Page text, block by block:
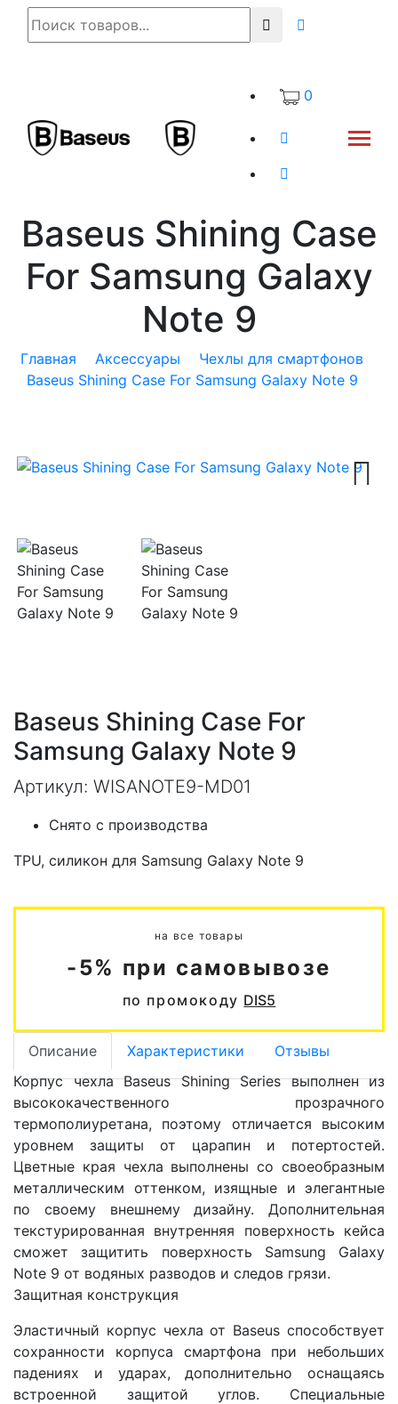
0
Baseus Shining Case
For Samsung Galaxy
Note 9
Главная Аксессуары
Чехлы для смартфонов
Baseus Shining Case For Samsung Galaxy Note 9
Baseus Shining Case For
Samsung Galaxy Note 9
Артикул: WISANOTE9-MD01
Снято с производства
TPU, силикон для Samsung Galaxy Note 9
на все товары
-5% при самовывозе
по промокоду DIS5
Описание Характеристики
Отзывы
Корпус чехла Baseus Shining Series выполнен из
высококачественного прозрачного
термополиуретана, поэтому отличается высоким
уровнем защиты от царапин и потертостей.
Цветные края чехла выполнены со своеобразным
металлическим оттенком, изящные и элегантные
по своему внешнему дизайну. Дополнительная
текстурированная внутренняя поверхность кейса
сможет защитить поверхность Samsung Galaxy
Note 9 от водяных разводов и следов грязи.
Защитная конструкция
Эластичный корпус чехла от Baseus способствует
сохранности корпуса смартфона при небольших
падениях и ударах, дополнительно оснащаясь
встроенной защитой углов. Специальные